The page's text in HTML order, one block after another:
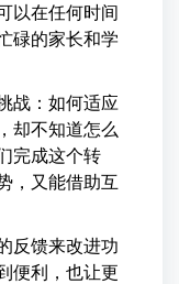
以在任何时间
碌的家长和学
战：如何适应
却不知道怎么
完成这个转
，又能借助互
反馈来改进功
便利，也让更